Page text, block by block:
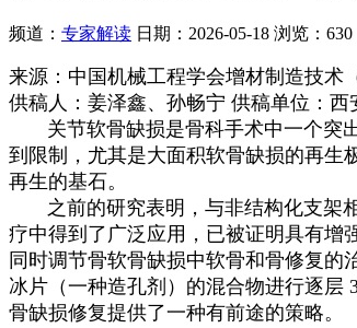
频道： 专家解读 日期： 2026-05-18 浏览：630
来源：中国机械工程学会增材制造技术
供稿人：姜泽鑫、孙畅宁 供稿单位：
关节软骨缺损是骨科手术中一个突出
到限制，尤其是大面积软骨缺损的再生
再生的基石。
之前的研究表明，与非结构化支架相
疗中得到了广泛应用，已被证明具有增
同时调节骨软骨缺损中软骨和骨修复的
冰片（一种造孔剂）的混合物进行逐层
骨缺损修复提供了一种有前途的策略。